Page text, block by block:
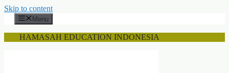
Skip to content
Menu
HAMASAH EDUCATION INDONESIA